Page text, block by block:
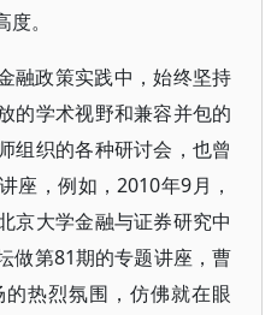
。
融政策实践中，始终坚持
的学术视野和兼容并包的
组织的各种研讨会，也曾
座，例如，2010年9月，
京大学金融与证券研究中
做第81期的专题讲座，曹
热烈氛围，仿佛就在眼